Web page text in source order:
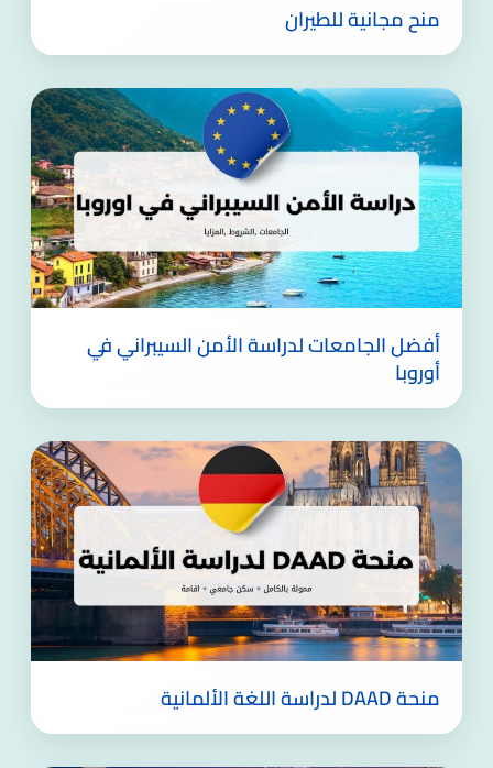
منح مجانية للطيران
أفضل الجامعات لدراسة الأمن السيبراني في
أوروبا
منحة DAAD لدراسة اللغة الألمانية